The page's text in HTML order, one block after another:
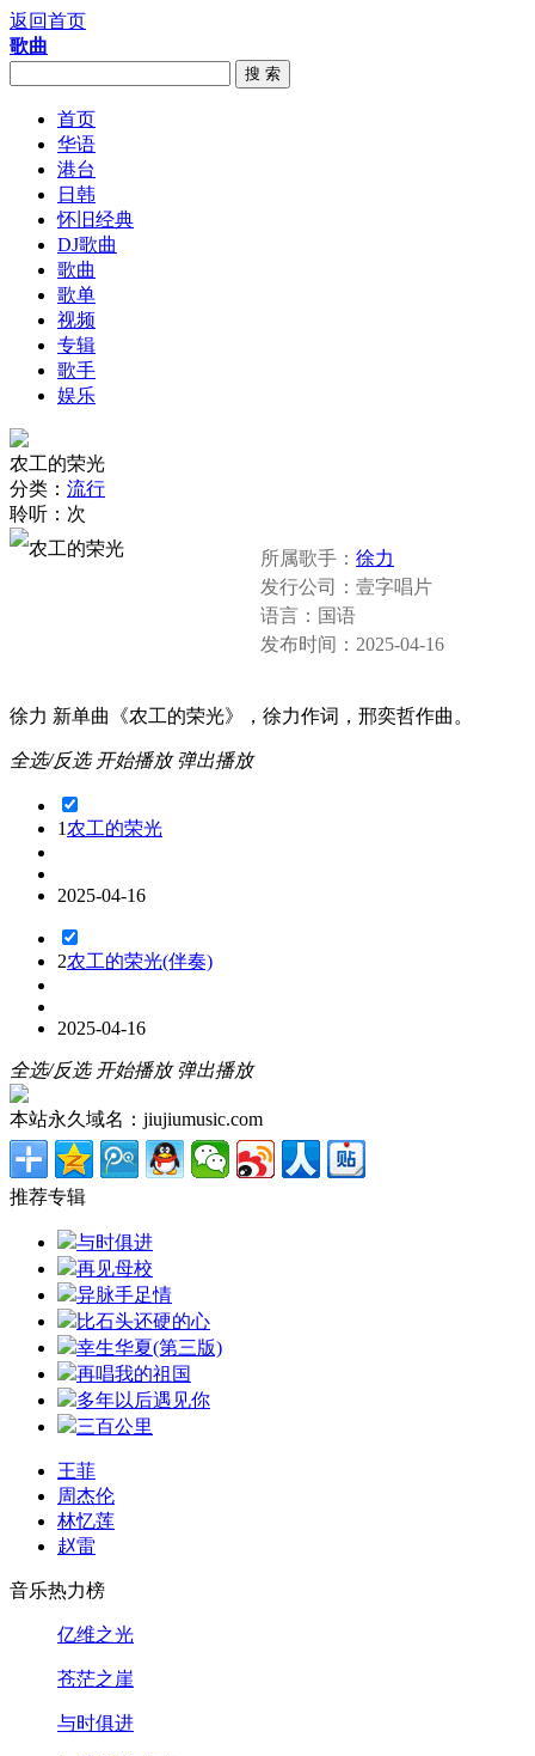
返回首页
歌曲
搜 索
首页
华语
港台
日韩
怀旧经典
DJ歌曲
歌曲
歌单
视频
专辑
歌手
娱乐
农工的荣光
分类： 流行
聆听： 次
所属歌手： 徐力
发行公司： 壹字唱片
语言： 国语
发布时间： 2025-04-16
徐力 新单曲《农工的荣光》，徐力作词，邢奕哲作曲。
全选/反选 开始播放 弹出播放
1农工的荣光
2025-04-16
2农工的荣光(伴奏)
2025-04-16
全选/反选 开始播放 弹出播放
本站永久域名：jiujiumusic.com
推荐专辑
与时俱进
再见母校
异脉手足情
比石头还硬的心
幸生华夏(第三版)
再唱我的祖国
多年以后遇见你
三百公里
王菲
周杰伦
林忆莲
赵雷
音乐热力榜
亿维之光
苍茫之崖
与时俱进